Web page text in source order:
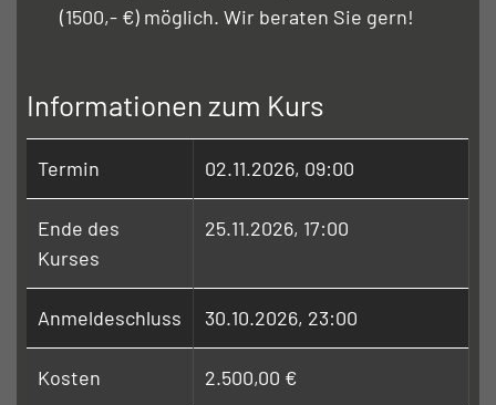
(1500,- €) möglich. Wir beraten Sie gern!
Informationen zum Kurs
Termin 02.11.2026, 09:00
Ende des
Kurses
25.11.2026, 17:00
Anmeldeschluss 30.10.2026, 23:00
Kosten 2.500,00 €